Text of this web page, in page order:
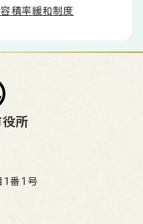
積率緩和制度
所
1番1号